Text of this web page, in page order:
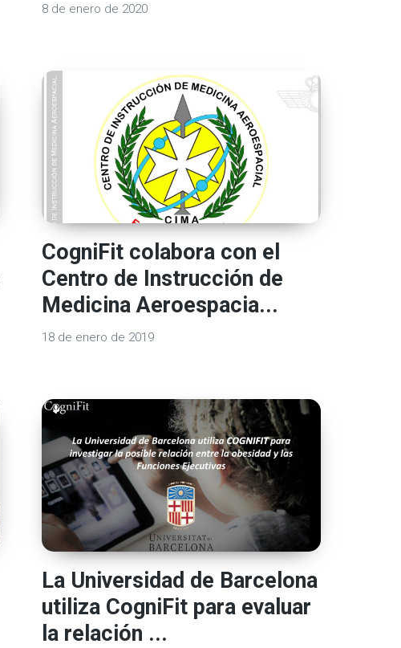
8 de enero de 2020
CogniFit colabora con el
Centro de Instrucción de
Medicina Aeroespacia...
18 de enero de 2019
La Universidad de Barcelona
utiliza CogniFit para evaluar
la relación ...